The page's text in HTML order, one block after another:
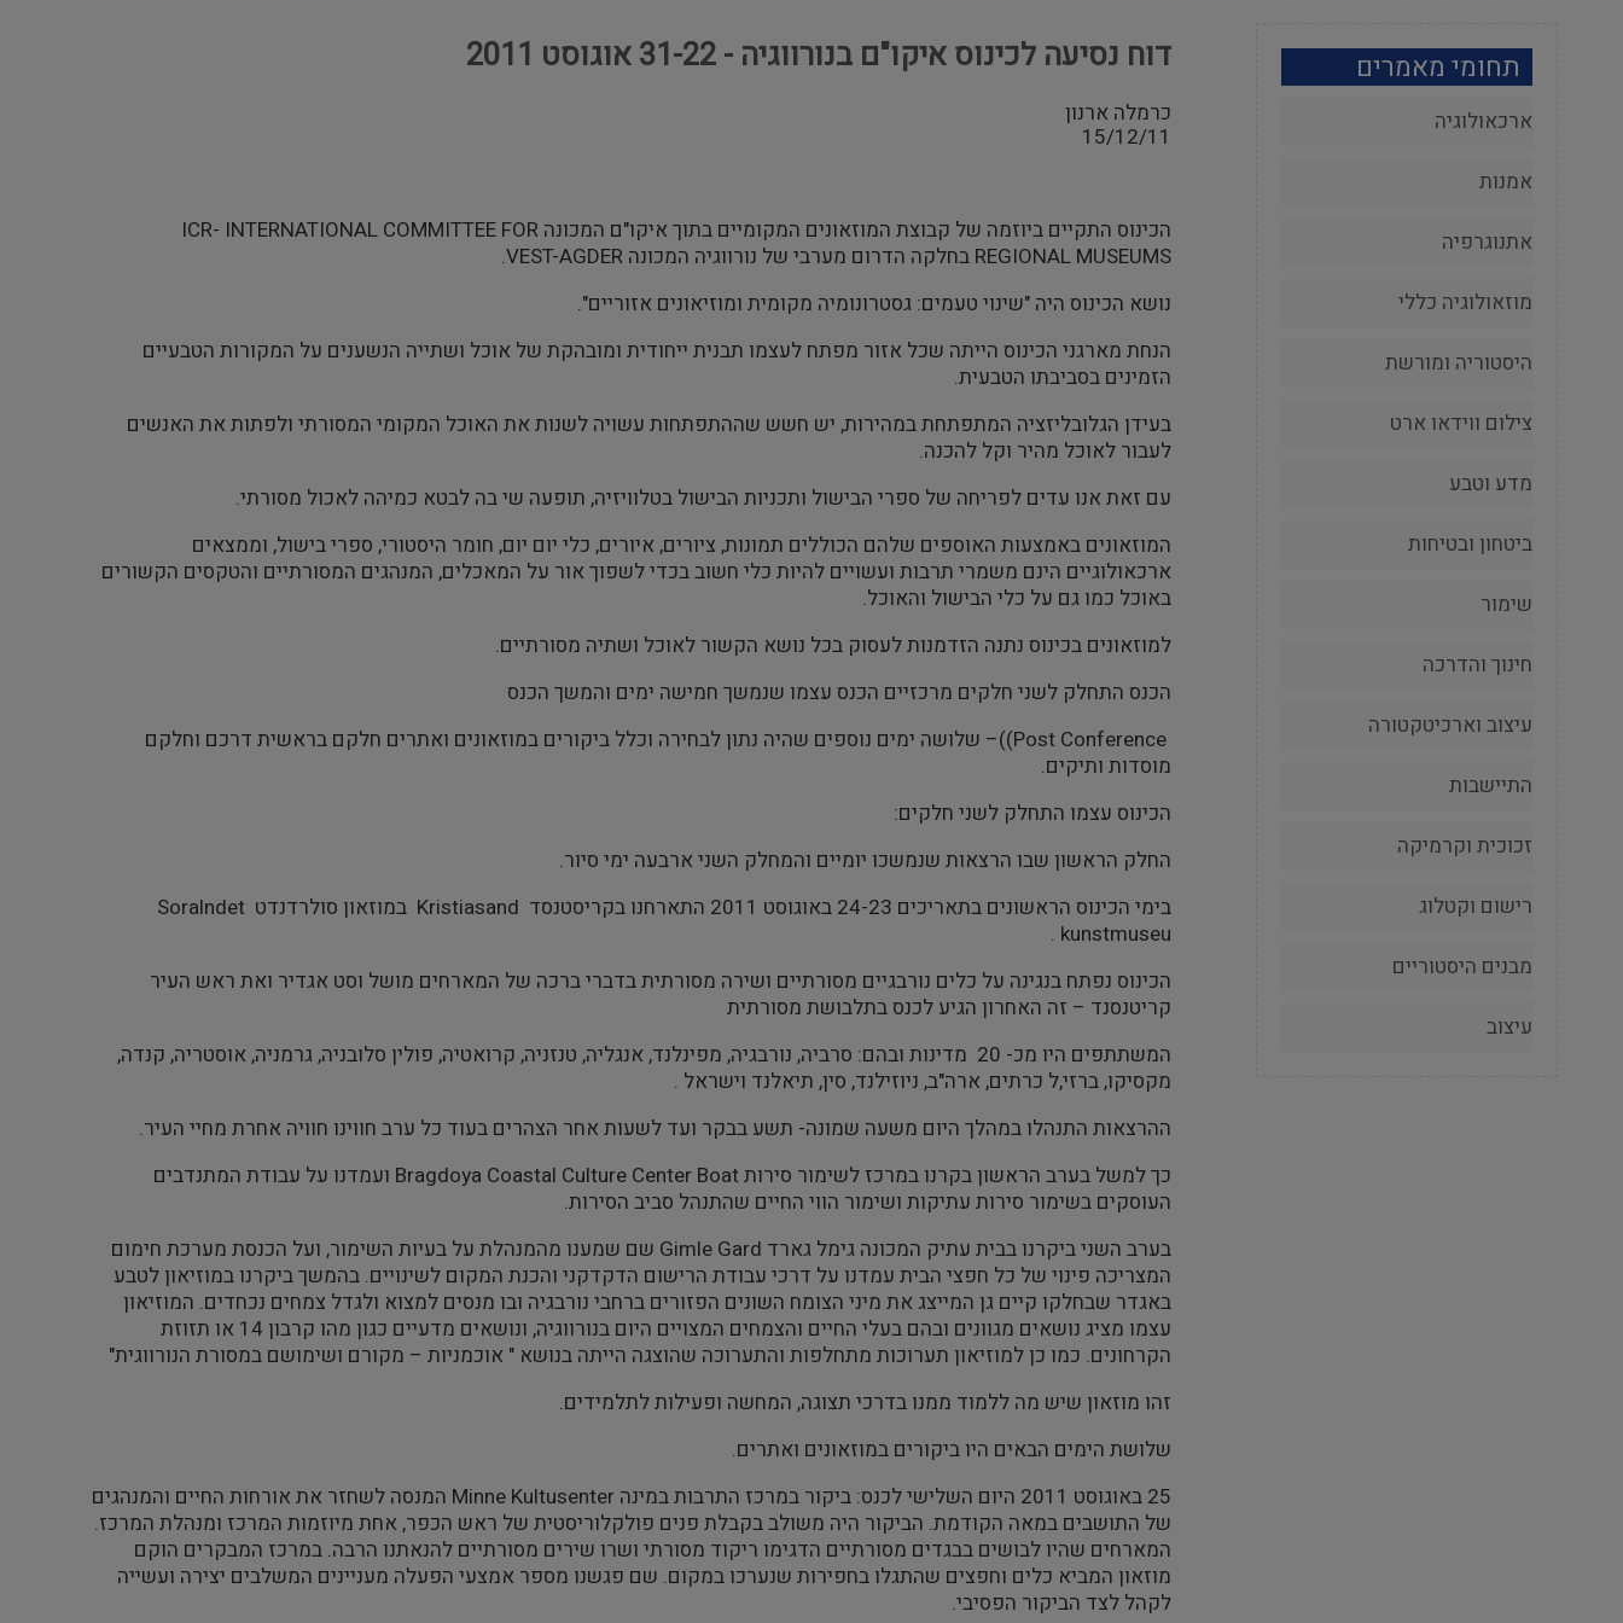
תחומי מאמרים
ארכאולוגיה
אמנות
אתנוגרפיה
מוזאולוגיה כללי
היסטוריה ומורשת
צילום ווידאו ארט
מדע וטבע
ביטחון ובטיחות
שימור
חינוך והדרכה
עיצוב וארכיטקטורה
התיישבות
זכוכית וקרמיקה
רישום וקטלוג
מבנים היסטוריים
עיצוב
דוח נסיעה לכינוס איקו"ם בנורווגיה - 31-22 אוגוסט 2011
כרמלה ארנון
15/12/11
הכינוס התקיים ביוזמה של קבוצת המוזאונים המקומיים בתוך איקו"ם המכונה ICR- INTERNATIONAL COMMITTEE FOR
REGIONAL MUSEUMS בחלקה הדרום מערבי של נורווגיה המכונה VEST-AGDER.
נושא הכינוס היה "שינוי טעמים: גסטרונומיה מקומית ומוזיאונים אזוריים".
הנחת מארגני הכינוס הייתה שכל אזור מפתח לעצמו תבנית ייחודית ומובהקת של אוכל ושתייה הנשענים על המקורות הטבעיים
הזמינים בסביבתו הטבעית.
בעידן הגלובליזציה המתפתחת במהירות, יש חשש שההתפתחות עשויה לשנות את האוכל המקומי המסורתי ולפתות את האנשים
לעבור לאוכל מהיר וקל להכנה.
עם זאת אנו עדים לפריחה של ספרי הבישול ותכניות הבישול בטלוויזיה, תופעה שי בה לבטא כמיהה לאכול מסורתי.
המוזאונים באמצעות האוספים שלהם הכוללים תמונות, ציורים, איורים, כלי יום יום, חומר היסטורי, ספרי בישול, וממצאים
ארכאולוגיים הינם משמרי תרבות ועשויים להיות כלי חשוב בכדי לשפוך אור על המאכלים, המנהגים המסורתיים והטקסים הקשורים
באוכל כמו גם על כלי הבישול והאוכל.
למוזאונים בכינוס נתנה הזדמנות לעסוק בכל נושא הקשור לאוכל ושתיה מסורתיים.
הכנס התחלק לשני חלקים מרכזיים הכנס עצמו שנמשך חמישה ימים והמשך הכנס
Post Conference))– שלושה ימים נוספים שהיה נתון לבחירה וכלל ביקורים במוזאונים ואתרים חלקם בראשית דרכם וחלקם
מוסדות ותיקים.
הכינוס עצמו התחלק לשני חלקים:
החלק הראשון שבו הרצאות שנמשכו יומיים והמחלק השני ארבעה ימי סיור.
בימי הכינוס הראשונים בתאריכים 24-23 באוגוסט 2011 התארחנו בקריסטנסד Kristiasand במוזאון סולרדנדט Soralndet
kunstmuseu .
הכינוס נפתח בנגינה על כלים נורבגיים מסורתיים ושירה מסורתית בדברי ברכה של המארחים מושל וסט אגדיר ואת ראש העיר
קריטנסנד – זה האחרון הגיע לכנס בתלבושת מסורתית
המשתתפים היו מכ- 20 מדינות ובהם: סרביה, נורבגיה, מפינלנד, אנגליה, טנזניה, קרואטיה, פולין סלובניה, גרמניה, אוסטריה, קנדה,
מקסיקו, ברזי,ל כרתים, ארה"ב, ניוזילנד, סין, תיאלנד וישראל .
ההרצאות התנהלו במהלך היום משעה שמונה- תשע בבקר ועד לשעות אחר הצהרים בעוד כל ערב חווינו חוויה אחרת מחיי העיר.
כך למשל בערב הראשון בקרנו במרכז לשימור סירות Bragdoya Coastal Culture Center Boat ועמדנו על עבודת המתנדבים
העוסקים בשימור סירות עתיקות ושימור הווי החיים שהתנהל סביב הסירות.
בערב השני ביקרנו בבית עתיק המכונה גימל גארד Gimle Gard שם שמענו מהמנהלת על בעיות השימור, ועל הכנסת מערכת חימום
המצריכה פינוי של כל חפצי הבית עמדנו על דרכי עבודת הרישום הדקדקני והכנת המקום לשינויים. בהמשך ביקרנו במוזיאון לטבע
באגדר שבחלקו קיים גן המייצג את מיני הצומח השונים הפזורים ברחבי נורבגיה ובו מנסים למצוא ולגדל צמחים נכחדים. המוזיאון
עצמו מציג נושאים מגוונים ובהם בעלי החיים והצמחים המצויים היום בנורווגיה, ונושאים מדעיים כגון מהו קרבון 14 או תזוזת
הקרחונים. כמו כן למוזיאון תערוכות מתחלפות והתערוכה שהוצגה הייתה בנושא " אוכמניות – מקורם ושימושם במסורת הנורווגית"
זהו מוזאון שיש מה ללמוד ממנו בדרכי תצוגה, המחשה ופעילות לתלמידים.
שלושת הימים הבאים היו ביקורים במוזאונים ואתרים.
25 באוגוסט 2011 היום השלישי לכנס: ביקור במרכז התרבות במינה Minne Kultusenter המנסה לשחזר את אורחות החיים והמנהגים
של התושבים במאה הקודמת. הביקור היה משולב בקבלת פנים פולקלוריסטית של ראש הכפר, אחת מיוזמות המרכז ומנהלת המרכז.
המארחים שהיו לבושים בבגדים מסורתיים הדגימו ריקוד מסורתי ושרו שירים מסורתיים להנאתנו הרבה. במרכז המבקרים הוקם
מוזאון המביא כלים וחפצים שהתגלו בחפירות שנערכו במקום. שם פגשנו מספר אמצעי הפעלה מעניינים המשלבים יצירה ועשייה
לקהל לצד הביקור הפסיבי.